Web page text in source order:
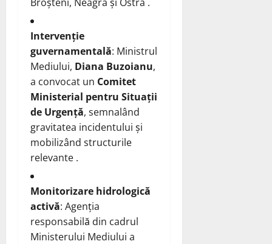
Intervenție
guvernamentală: Ministrul
Mediului, Diana Buzoianu,
a convocat un Comitet
Ministerial pentru Situații
de Urgență, semnalând
gravitatea incidentului și
mobilizând structurile
relevante .
Monitorizare hidrologică
activă: Agenția
responsabilă din cadrul
Ministerului Mediului a